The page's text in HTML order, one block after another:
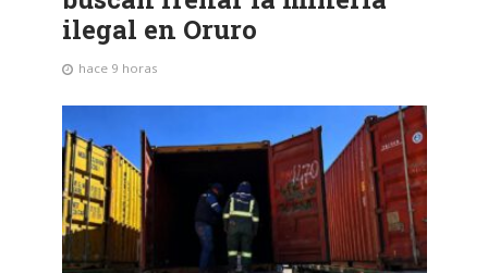
ilegal en Oruro
hace 9 horas